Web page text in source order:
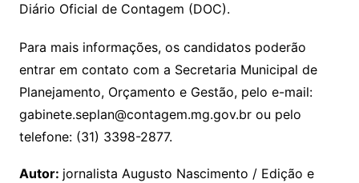
Diário Oficial de Contagem (DOC).
Para mais informações, os candidatos poderão
entrar em contato com a Secretaria Municipal de
Planejamento, Orçamento e Gestão, pelo e-mail:
gabinete.seplan@contagem.mg.gov.br ou pelo
telefone: (31) 3398-2877.
Autor: jornalista Augusto Nascimento / Edição e